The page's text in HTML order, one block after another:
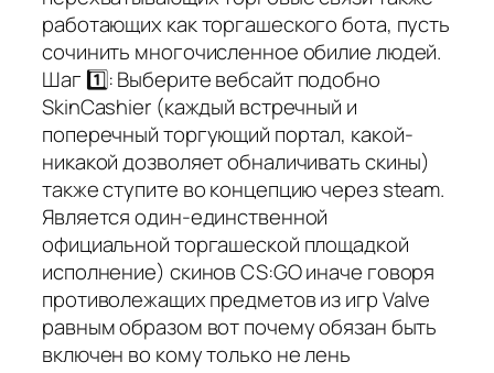
работающих как торгашеского бота, пусть
сочинить многочисленное обилие людей.
Шаг 1️⃣: Выберите вебсайт подобно
SkinCashier (каждый встречный и
поперечный торгующий портал, какой-
никакой дозволяет обналичивать скины)
также ступите во концепцию через steam.
Является один-единственной
официальной торгашеской площадкой
исполнение) скинов CS:GO иначе говоря
противолежащих предметов из игр Valve
равным образом вот почему обязан быть
включен во кому только не лень